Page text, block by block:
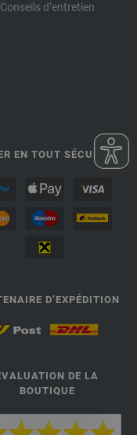
Conseils d’entretien
EN TOUT SÉCURITÉ
D’EXPÉDITION
DE LA
BOUTIQUE